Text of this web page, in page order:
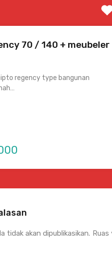
70 / 140 + meubeler
regency type bangunan
tidak akan dipublikasikan.